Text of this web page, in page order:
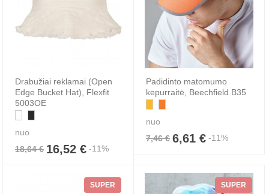
Drabužiai reklamai (Open
Edge Bucket Hat), Flexfit
5003OE
nuo
18,64 € 16,52 € -11%
Padidinto matomumo
kepurraitė, Beechfield B35
nuo
7,46 € 6,61 € -11%
SUPER SUPER